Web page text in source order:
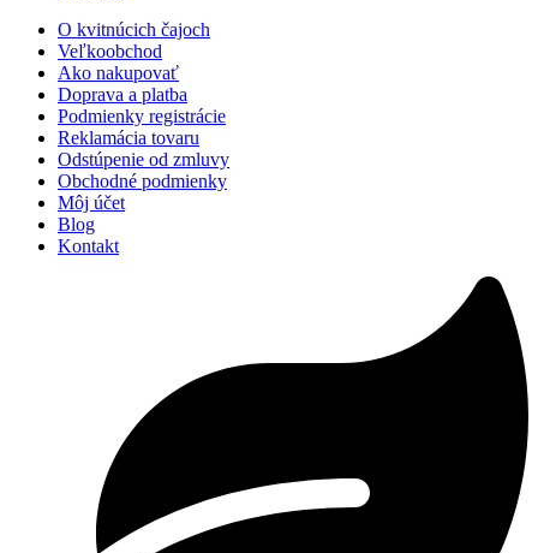
O kvitnúcich čajoch
Veľkoobchod
Ako nakupovať
Doprava a platba
Podmienky registrácie
Reklamácia tovaru
Odstúpenie od zmluvy
Obchodné podmienky
Môj účet
Blog
Kontakt